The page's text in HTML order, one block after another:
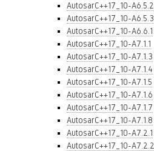
AutosarC++17_10-A6.5.2
AutosarC++17_10-A6.5.3
AutosarC++17_10-A6.6.1
AutosarC++17_10-A7.1.1
AutosarC++17_10-A7.1.3
AutosarC++17_10-A7.1.4
AutosarC++17_10-A7.1.5
AutosarC++17_10-A7.1.6
AutosarC++17_10-A7.1.7
AutosarC++17_10-A7.1.8
AutosarC++17_10-A7.2.1
AutosarC++17_10-A7.2.2